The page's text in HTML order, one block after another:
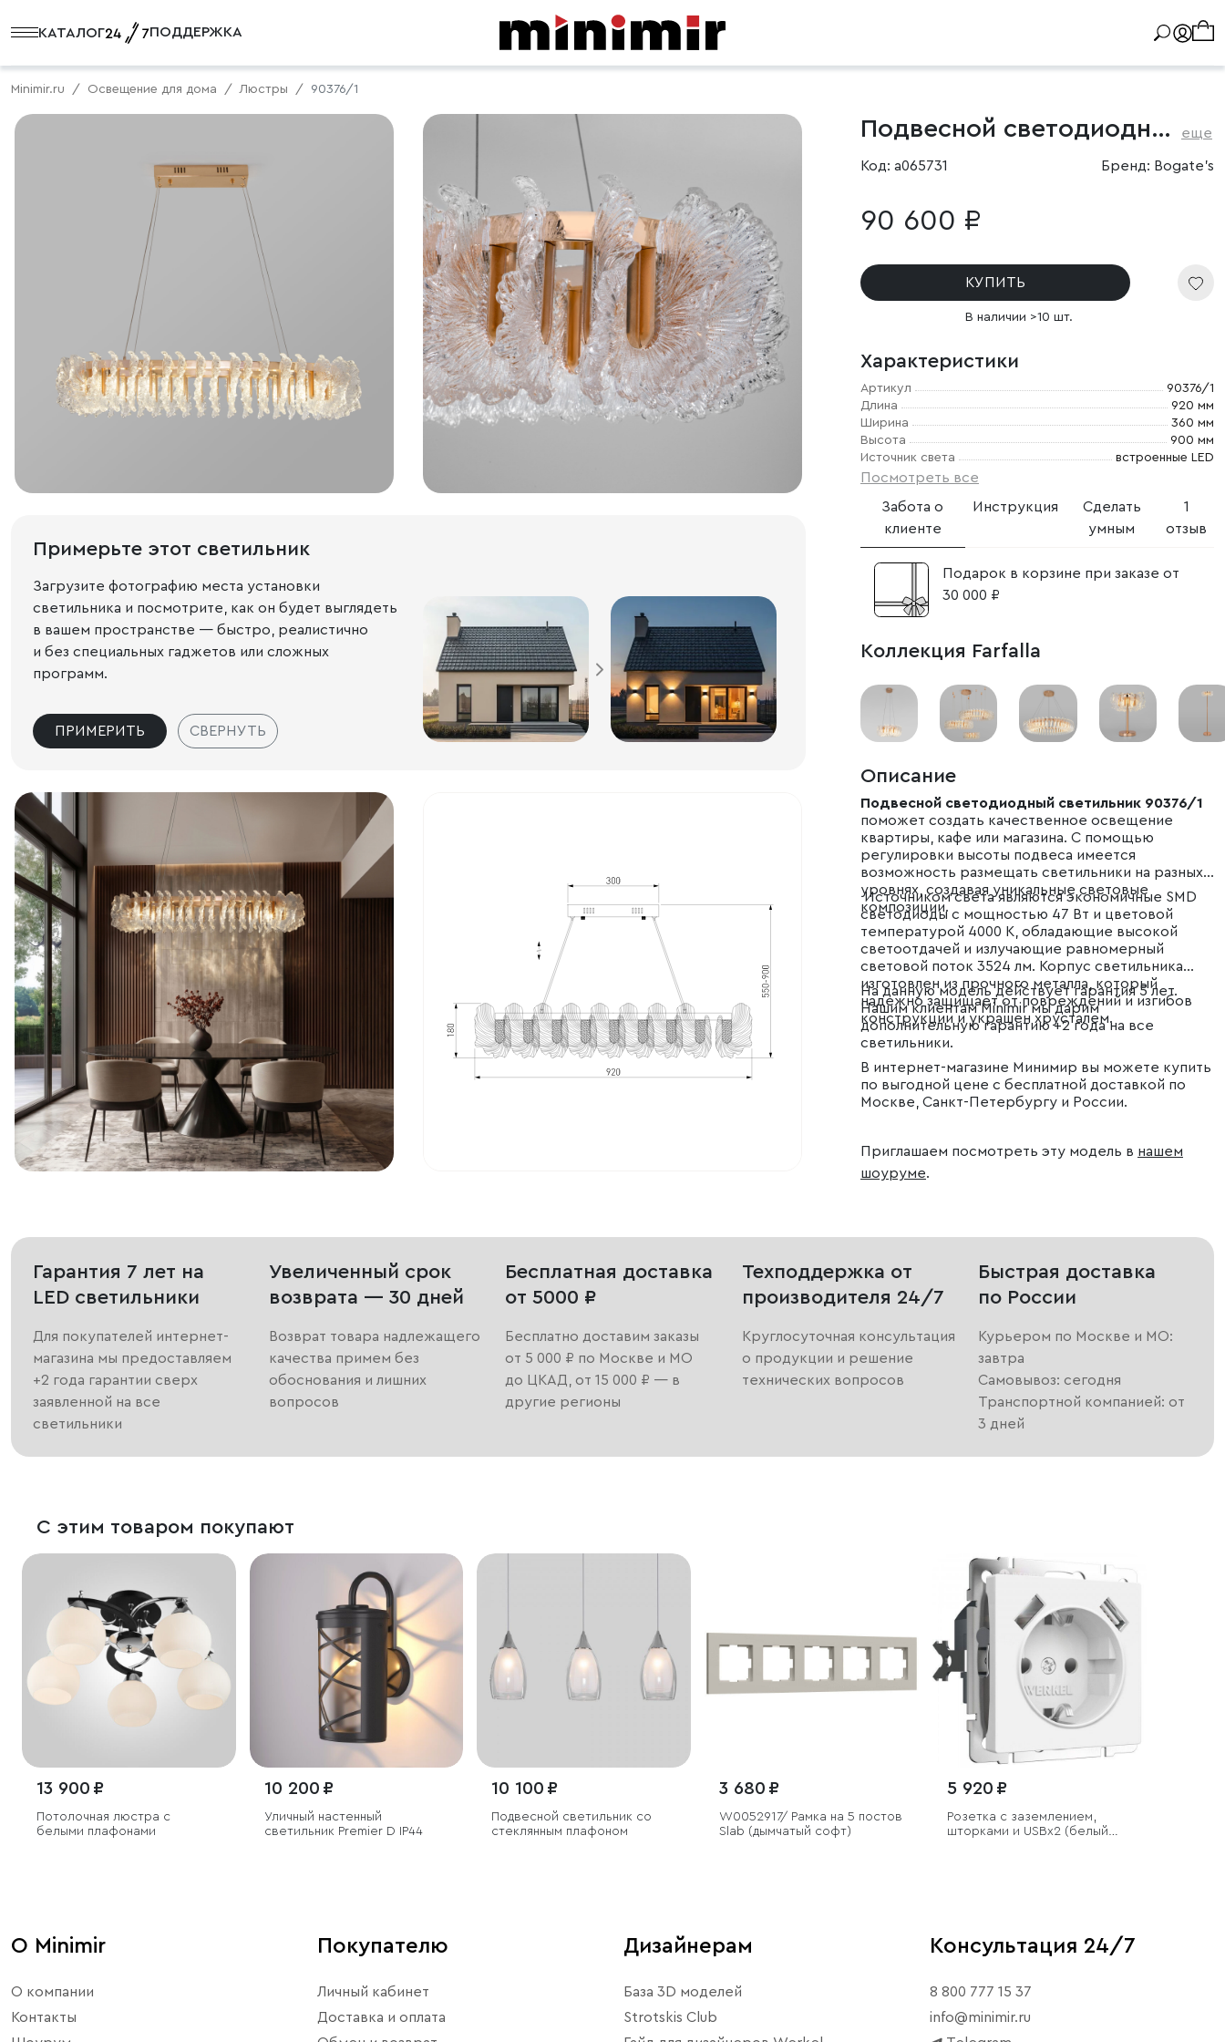
КАТАЛОГ ПОДДЕРЖКА
Minimir.ru Освещение для дома Люстры 90376/1
Примерьте этот светильник
Загрузите фотографию места установки
светильника и посмотрите, как он будет выглядеть
в вашем пространстве — быстро, реалистично
и без специальных гаджетов или сложных
программ.
ПРИМЕРИТЬ СВЕРНУТЬ
Подвесной светодиодный светильник еще
Код: a065731 Бренд: Bogate's
90 600 ₽
КУПИТЬ
В наличии >10 шт.
Характеристики
Артикул
90376/1
Длина
920 мм
Ширина
360 мм
Высота
900 мм
Источник света
встроенные LED
Посмотреть все
Забота о
клиенте
Инструкция
Сделать
умным
1
отзыв
Подарок в корзине при заказе от
30 000 ₽
Коллекция Farfalla
Описание
Подвесной светодиодный светильник 90376/1
поможет создать качественное освещение
квартиры, кафе или магазина. С помощью
регулировки высоты подвеса имеется
возможность размещать светильники на разных
уровнях, создавая уникальные световые
композиции.
Источником света являются экономичные SMD
светодиоды с мощностью 47 Вт и цветовой
температурой 4000 К, обладающие высокой
светоотдачей и излучающие равномерный
световой поток 3524 лм. Корпус светильника
изготовлен из прочного металла, который
надежно защищает от повреждений и изгибов
конструкции и украшен хрусталем.
На данную модель действует гарантия 5 лет.
Нашим клиентам Minimir мы дарим
дополнительную гарантию +2 года на все
светильники.
В интернет-магазине Минимир вы можете купить
по выгодной цене с бесплатной доставкой по
Москве, Санкт-Петербургу и России.
Приглашаем посмотреть эту модель в нашем
шоуруме.
Гарантия 7 лет на
LED светильники
Для покупателей интернет-
магазина мы предоставляем
+2 года гарантии сверх
заявленной на все
светильники
Увеличенный срок
возврата — 30 дней
Возврат товара надлежащего
качества примем без
обоснования и лишних
вопросов
Бесплатная доставка
от 5000 ₽
Бесплатно доставим заказы
от 5 000 ₽ по Москве и МО
до ЦКАД, от 15 000 ₽ — в
другие регионы
Техподдержка от
производителя 24/7
Круглосуточная консультация
о продукции и решение
технических вопросов
Быстрая доставка
по России
Курьером по Москве и МО:
завтра
Самовывоз: сегодня
Транспортной компанией: от
3 дней
С этим товаром покупают
13 900 ₽
Потолочная люстра с
белыми плафонами
10 200 ₽
Уличный настенный
светильник Premier D IP44
10 100 ₽
Подвесной светильник со
стеклянным плафоном
3 680 ₽
W0052917/ Рамка на 5 постов
Slab (дымчатый софт)
5 920 ₽
Розетка с заземлением,
шторками и USBх2 (белый
О Minimir
О компании
Контакты
Покупателю
Личный кабинет
Доставка и оплата
Дизайнерам
База 3D моделей
Strotskis Club
Консультация 24/7
8 800 777 15 37
info@minimir.ru